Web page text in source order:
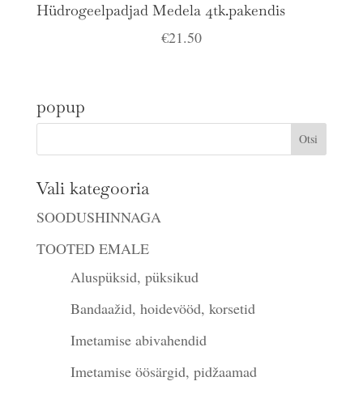
Hüdrogeelpadjad Medela 4tk.pakendis
€21.50
popup
Vali kategooria
SOODUSHINNAGA
TOOTED EMALE
Aluspüksid, püksikud
Bandaažid, hoidevööd, korsetid
Imetamise abivahendid
Imetamise öösärgid, pidžaamad